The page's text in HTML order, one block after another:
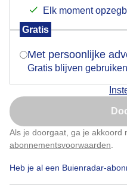
Elk moment
Gratis
Met persoonlijke
Gratis blijven gebruiken
Als je doorgaat, ga je akkoord
abonnementsvoorwaarden
Heb je al een Buienradar-
Door: Jolanda Bakker
Is goed,
Nu niet,
Klik hierom